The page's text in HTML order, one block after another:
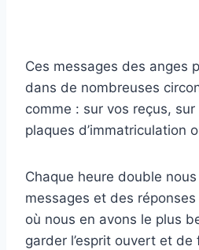
Ces messages des anges
dans de nombreuses
comme : sur vos reçus,
plaques d’immatriculation
Chaque heure double
messages et des
où nous en avons le plus
garder l’esprit ouvert et de